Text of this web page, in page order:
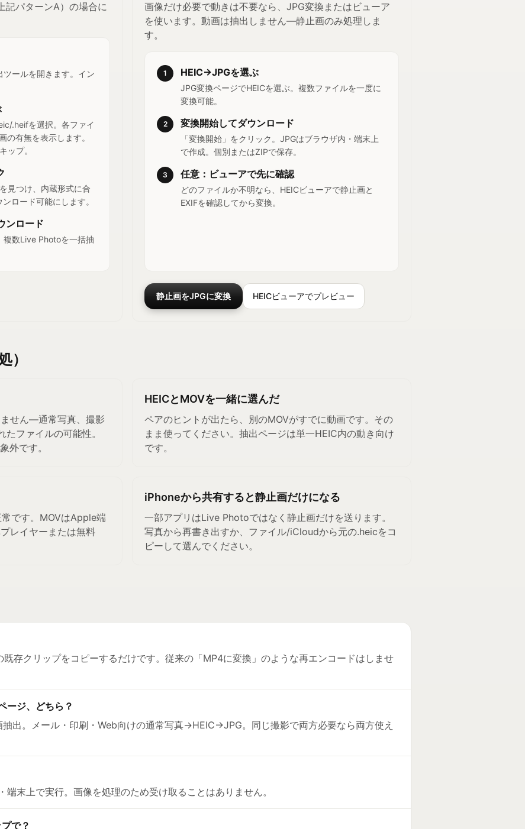
記パターンA）の場合に
ールを開きます。イン
.heifを選択。各ファイ
の有無を表示します。
ップ。
見つけ、内蔵形式に合
ロード可能にします。
ンロード
複数Live Photoを一括抽
画像だけ必要で動きは不要なら、JPG変換またはビューア
を使います。動画は抽出しません—静止画のみ処理しま
す。
1 HEIC→JPGを選ぶ
JPG変換ページでHEICを選ぶ。複数ファイルを一度に
変換可能。
2 変換開始してダウンロード
「変換開始」をクリック。JPGはブラウザ内・端末上
で作成。個別またはZIPで保存。
3 任意：ビューアで先に確認
どのファイルか不明なら、HEICビューアで静止画と
EXIFを確認してから変換。
静止画をJPGに変換 HEICビューアでプレビュー
）
せん—通常写真、撮影
ファイルの可能性。
外です。
HEICとMOVを一緒に選んだ
ペアのヒントが出たら、別のMOVがすでに動画です。その
まま使ってください。抽出ページは単一HEIC内の動き向け
です。
です。MOVはApple端
レイヤーまたは無料
iPhoneから共有すると静止画だけになる
一部アプリはLive Photoではなく静止画だけを送ります。
写真から再書き出すか、ファイル/iCloudから元の.heicをコ
ピーして選んでください。
存クリップをコピーするだけです。従来の「MP4に変換」のような再エンコードはしませ
ージ、どちら？
出。メール・印刷・Web向けの通常写真→HEIC→JPG。同じ撮影で両方必要なら両方使え
末上で実行。画像を処理のため受け取ることはありません。
で？